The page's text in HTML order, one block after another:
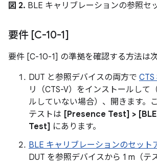
図 2. BLE キャリブレーションの参照セ
要件 [C-10-1]
要件 [C-10-1] の準拠を確認する方法は次
DUT と参照デバイスの両方で CTS
リ（CTS-V）をインストールして
ルしていない場合）、開きます。
テストは [Presence Test] >
Test] にあります。
BLE キャリブレーションのセット
DUT を参照デバイスから 1 m（テ